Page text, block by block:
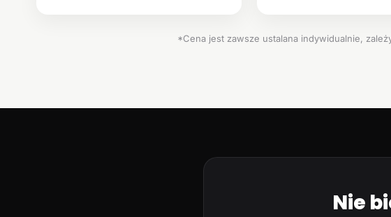
*Cena jest zawsze ustalana indywidualnie,
Nie